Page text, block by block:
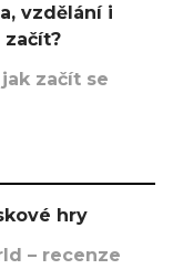
vzdělání i
začít?
začít se
hry
– recenze